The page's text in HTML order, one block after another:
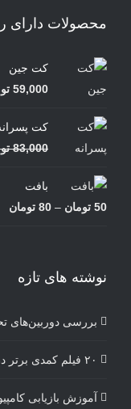
محصولات دارای
کت جین
59,000
کت
83,000
بافت
50 تومان –
80 تومان
نوشته های تازه
بررسی دوربین‌های
۲۰ فیلم کمدی برتر درگذشته
آموزش بازیابی